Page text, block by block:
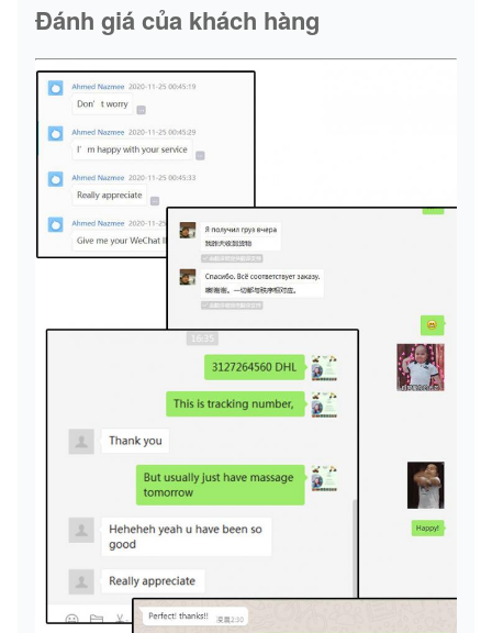
Đánh giá của khách hàng